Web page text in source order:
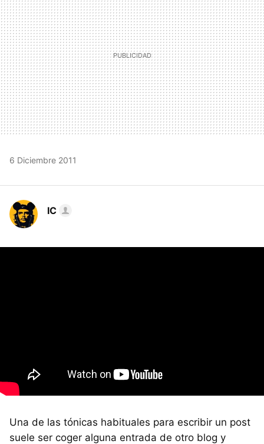
6 Diciembre 2011
IC
Una de las tónicas habituales para escribir un post
suele ser coger alguna entrada de otro blog y